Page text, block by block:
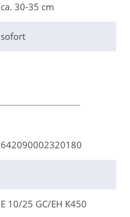
ca. 30-35 cm
sofort
642090002320180
E 10/25 GC/EH K450